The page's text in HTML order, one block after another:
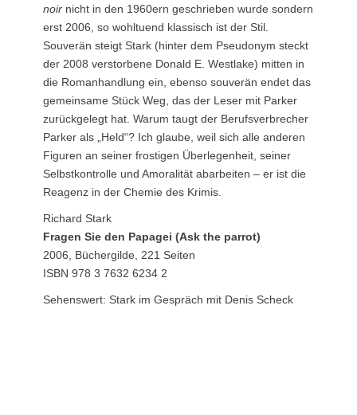
noir nicht in den 1960ern geschrieben wurde sondern
erst 2006, so wohltuend klassisch ist der Stil.
Souverän steigt Stark (hinter dem Pseudonym steckt
der 2008 verstorbene Donald E. Westlake) mitten in
die Romanhandlung ein, ebenso souverän endet das
gemeinsame Stück Weg, das der Leser mit Parker
zurückgelegt hat. Warum taugt der Berufsverbrecher
Parker als „Held“? Ich glaube, weil sich alle anderen
Figuren an seiner frostigen Überlegenheit, seiner
Selbstkontrolle und Amoralität abarbeiten – er ist die
Reagenz in der Chemie des Krimis.
Richard Stark
Fragen Sie den Papagei (Ask the parrot)
2006, Büchergilde, 221 Seiten
ISBN 978 3 7632 6234 2
Sehenswert: Stark im Gespräch mit Denis Scheck